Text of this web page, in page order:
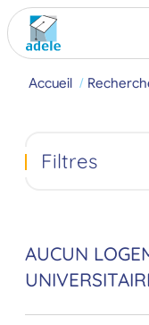
Accueil
AUCUN
Filtres